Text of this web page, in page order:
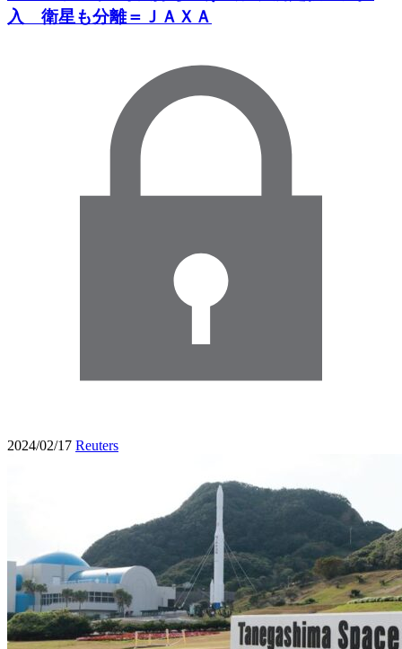
入 衛星も分離＝ＪＡＸＡ
2024/02/17 Reuters